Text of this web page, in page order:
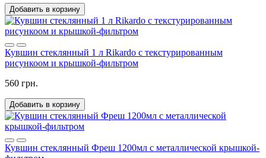
Добавить в корзину
Кувшин стеклянный 1 л Rikardo с текстурированным
рисункоом и крышкой-фильтром
560 грн.
Добавить в корзину
Кувшин стеклянный Фреш 1200мл с металлической крышкой-